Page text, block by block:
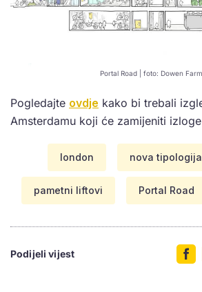
Portal Road | foto: Dowen
Pogledajte ovdje kako bi trebali
Amsterdamu koji će zamijeniti
london nova
pametni liftovi Portal Road
Podijeli vijest